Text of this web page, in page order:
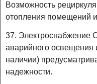
Возможность
отопления помещений
37. Электроснабжение
аварийного освещения
наличии)
надежности.